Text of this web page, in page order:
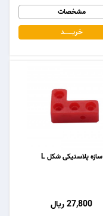
مشخصات
خریـــــــد
سازه پلاستیکی شکل L
27,800 ریال